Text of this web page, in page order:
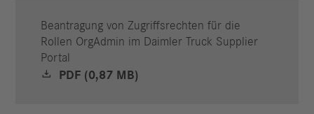
Beantragung von Zugriffsrechten für die
Rollen OrgAdmin im Daimler Truck Supplier
Portal
PDF (0,87 MB)